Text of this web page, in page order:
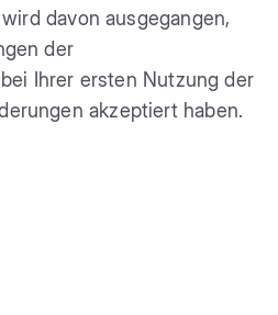
davon ausgegangen,
der
Ihrer ersten Nutzung der
akzeptiert haben.